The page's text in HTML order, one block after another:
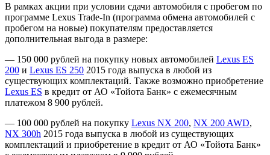
В рамках акции при условии сдачи автомобиля с пробегом по
программе Lexus Trade-In (программа обмена автомобилей с
пробегом на новые) покупателям предоставляется
дополнительная выгода в размере:
— 150 000 рублей на покупку новых автомобилей Lexus ES
200 и Lexus ES 250 2015 года выпуска в любой из
существующих комплектаций. Также возможно приобретение
Lexus ES в кредит от АО «Тойота Банк» с ежемесячным
платежом 8 900 рублей.
— 100 000 рублей на покупку Lexus NX 200, NX 200 AWD,
NX 300h 2015 года выпуска в любой из существующих
комплектаций и приобретение в кредит от АО «Тойота Банк»